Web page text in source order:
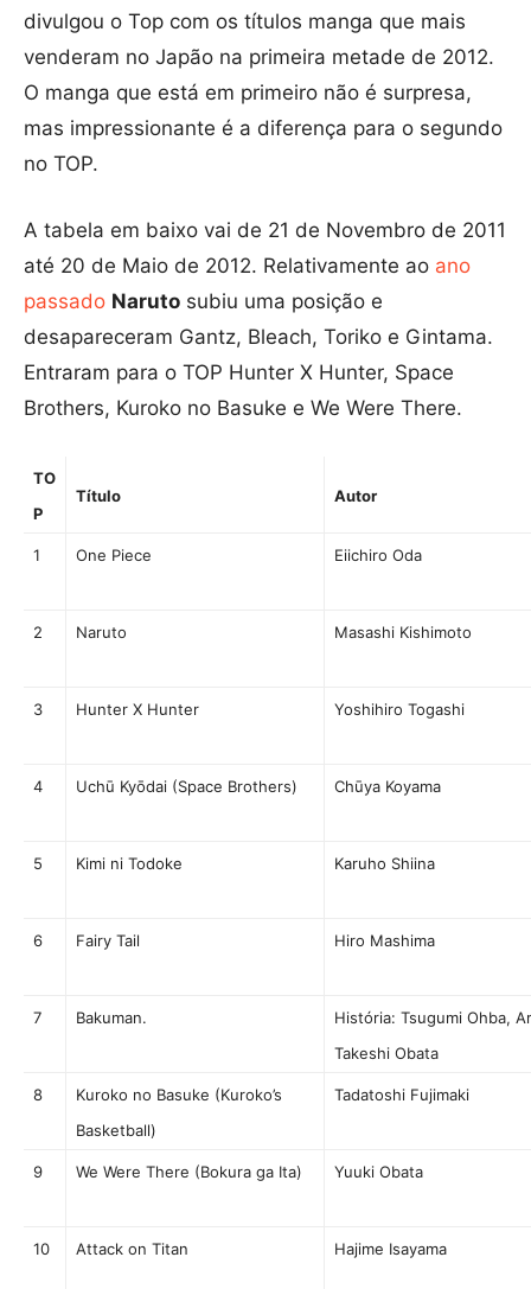
divulgou o Top com os títulos manga que mais
venderam no Japão na primeira metade de 2012.
O manga que está em primeiro não é surpresa,
mas impressionante é a diferença para o segundo
no TOP.
A tabela em baixo vai de 21 de Novembro de 2011
até 20 de Maio de 2012. Relativamente ao ano
passado Naruto subiu uma posição e
desapareceram Gantz, Bleach, Toriko e Gintama.
Entraram para o TOP Hunter X Hunter, Space
Brothers, Kuroko no Basuke e We Were There.
TO
P
Título Autor
1 One Piece Eiichiro Oda
2 Naruto Masashi Kishimoto
3 Hunter X Hunter Yoshihiro Togashi
4 Uchū Kyōdai (Space Brothers) Chūya Koyama
5 Kimi ni Todoke Karuho Shiina
6 Fairy Tail Hiro Mashima
7 Bakuman.
História: Tsugumi Ohba,
Takeshi Obata
8
Kuroko no Basuke (Kuroko’s
Basketball)
Tadatoshi Fujimaki
9 We Were There (Bokura ga Ita) Yuuki Obata
10 Attack on Titan Hajime Isayama